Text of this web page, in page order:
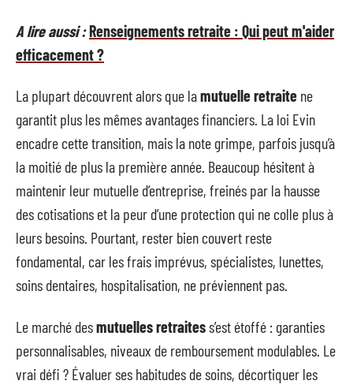
A lire aussi :Renseignements retraite : Qui peut m'aider
efficacement ?
La plupart découvrent alors que lamutuelle retraite ne
garantit plus les mêmes avantages financiers. La loi Evin
encadre cette transition, mais la note grimpe, parfois jusqu’à
la moitié de plus la première année. Beaucoup hésitent à
maintenir leur mutuelle d’entreprise, freinés par la hausse
des cotisations et la peur d’une protection qui ne colle plus à
leurs besoins. Pourtant, rester bien couvert reste
fondamental, car les frais imprévus, spécialistes, lunettes,
soins dentaires, hospitalisation, ne préviennent pas.
Le marché desmutuelles retraitess’est étoffé : garanties
personnalisables, niveaux de remboursement modulables. Le
vrai défi ? Évaluer ses habitudes de soins, décortiquer les